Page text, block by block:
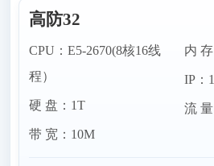
高防32
CPU：E5-2670(8核16线
程）
硬 盘：1T
带 宽：10M
内
IP：1
流